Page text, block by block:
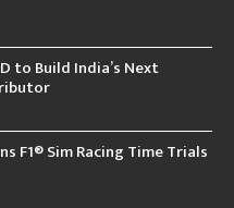
to Build India’s Next
F1® Sim Racing Time Trials